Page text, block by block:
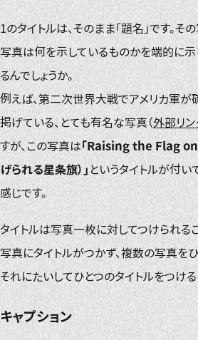
1のタイトルは、そのまま「題名」です。
写真は何を示しているものかを端的に示
るんでしょうか。
例えば、第二次世界大戦でアメリカ軍
掲げている、とても有名な写真（外部リ
すが、この写真は「Raising the Flag
げられる星条旗）」 というタイトルが付い
感じです。
タイトルは写真一枚に対してつけられる
写真にタイトルがつかず、複数の写真を
それにたいしてひとつのタイトルをつける
キャプション